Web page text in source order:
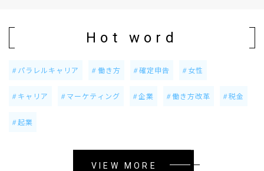
Hot word
パラレルキャリア 働き方 確定申告 女性
キャリア マーケティング 企業 働き方改革 税金
起業
VIEW MORE